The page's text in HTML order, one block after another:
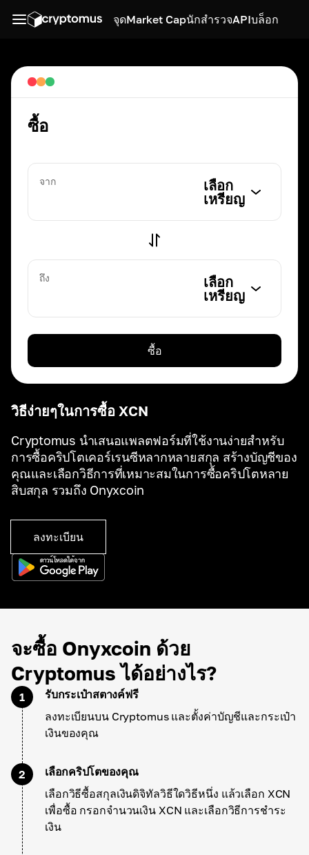
จุดMarket CapนักสำรวจAPIบล็อก
วิธีง่ายๆในการซื้อ XCN
Cryptomus นำเสนอแพลตฟอร์มที่ใช้งานง่ายสำหรับ
การซื้อคริปโตเคอร์เรนซีหลากหลายสกุล สร้างบัญชีของ
คุณและเลือกวิธีการที่เหมาะสมในการซื้อคริปโตหลาย
สิบสกุล รวมถึง Onyxcoin
ลงทะเบียน
ซื้อ
จาก
เลือก
เหรียญ
ถึง
เลือก
เหรียญ
ซื้อ
จะซื้อ Onyxcoin ด้วย
Cryptomus ได้อย่างไร?
1
รับกระเป๋าสตางค์ฟรี
ลงทะเบียนบน Cryptomus และตั้งค่าบัญชีและกระเป๋า
เงินของคุณ
2
เลือกคริปโตของคุณ
เลือกวิธีซื้อสกุลเงินดิจิทัลวิธีใดวิธีหนึ่ง แล้วเลือก XCN
เพื่อซื้อ กรอกจำนวนเงิน XCN และเลือกวิธีการชำระ
เงิน